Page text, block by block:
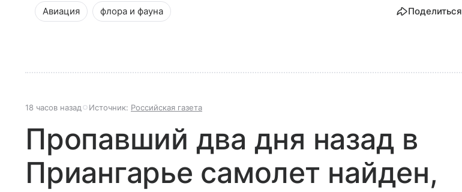
Авиация флора и фауна Поделиться
18 часов назад Источник: Российская газета
Пропавший два дня назад в
Приангарье самолет найден,